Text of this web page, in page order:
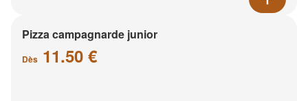
Pizza campagnarde junior
Dès 11.50 €